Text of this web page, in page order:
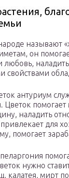
называют
он
антуриум
Цветок
наладить
для
помогает
нужно
калатея, мирт